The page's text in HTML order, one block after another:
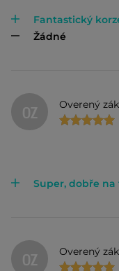
Fantastický
Žádné
OZ Overený
Super, dobře na
OZ Overený